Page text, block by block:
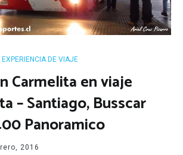
EXPERIENCIA DE VIAJE
Carmelita en viaje
– Santiago, Busscar
Panoramico
2016